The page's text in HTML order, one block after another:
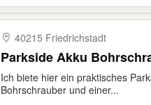
40215 Friedrichstadt
Parkside Akku
Ich biete hier ein praktisches
Bohrschrauber und einer...